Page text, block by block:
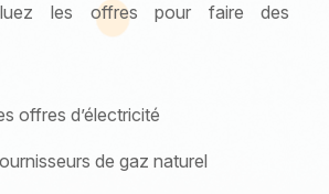
les offres pour faire des
offres d’électricité
de gaz naturel